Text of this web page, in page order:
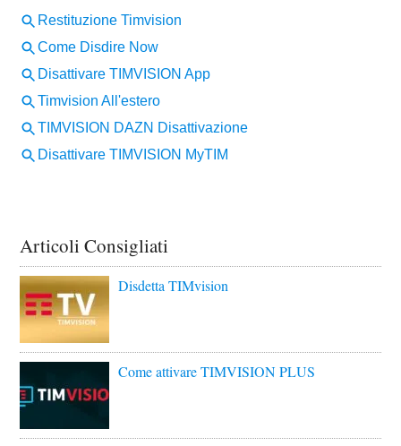
Articoli Consigliati
Disdetta TIMvision
Come attivare TIMVISION PLUS